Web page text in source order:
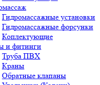
Гидромассажные установки
Гидромассажные форсунки
Коплектующие
и фитинги
Труба ПВХ
Краны
Обратные клапаны